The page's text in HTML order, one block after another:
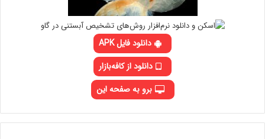
دانلود فایل APK
دانلود از کافه‌بازار
برو به صفحه این